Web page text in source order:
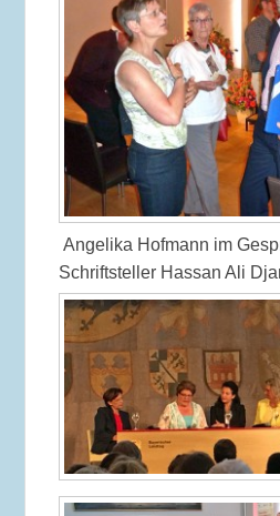
Angelika Hofmann im
Schriftsteller Hassan Ali